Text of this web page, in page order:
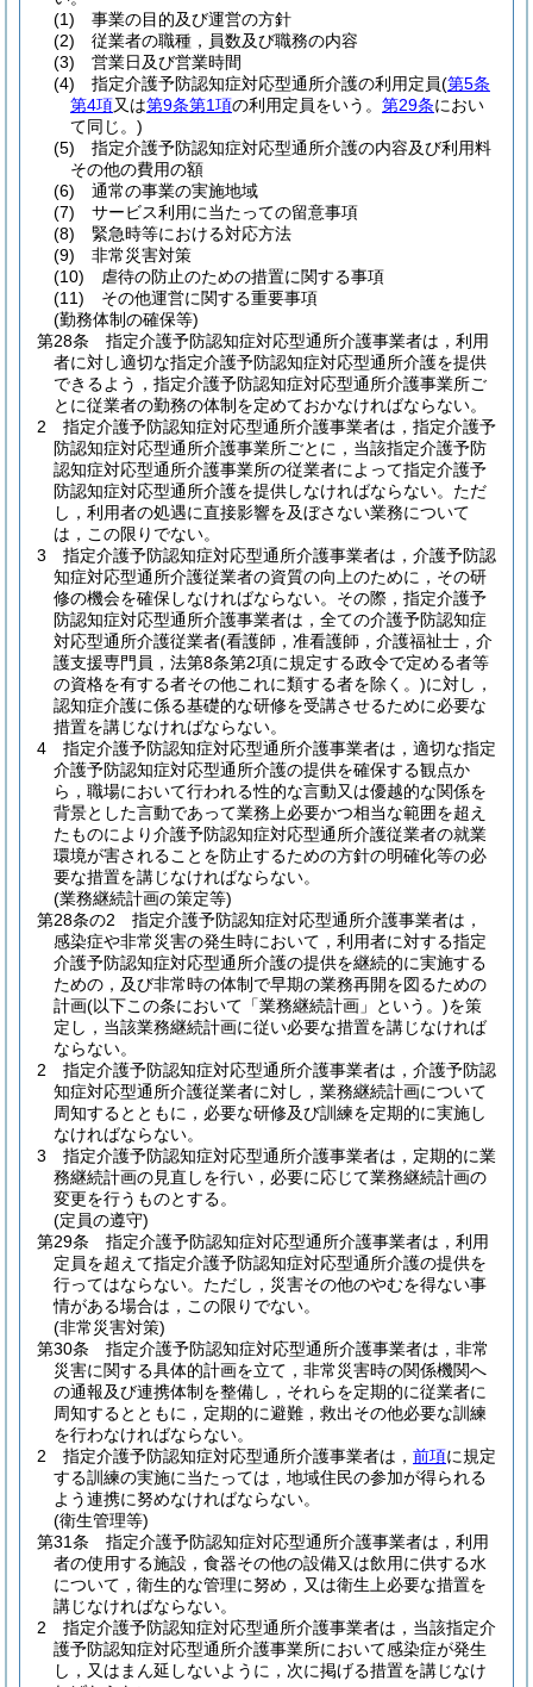
(1)
事業の目的及び運営の方針
(2)
従業者の職種，員数及び職務の内容
(3)
営業日及び営業時間
(4)
指定介護予防認知症対応型通所介護の利用定員(第5条
第4項又は第9条第1項の利用定員をいう。 第29条におい
て同じ。)
(5)
指定介護予防認知症対応型通所介護の内容及び利用料
その他の費用の額
(6)
通常の事業の実施地域
(7)
サービス利用に当たっての留意事項
(8)
緊急時等における対応方法
(9)
非常災害対策
(10)
虐待の防止のための措置に関する事項
(11)
その他運営に関する重要事項
(勤務体制の確保等)
第28条
指定介護予防認知症対応型通所介護事業者は，利用
者に対し適切な指定介護予防認知症対応型通所介護を提供
できるよう，指定介護予防認知症対応型通所介護事業所ご
とに従業者の勤務の体制を定めておかなければならない。
2
指定介護予防認知症対応型通所介護事業者は，指定介護予
防認知症対応型通所介護事業所ごとに，当該指定介護予防
認知症対応型通所介護事業所の従業者によって指定介護予
防認知症対応型通所介護を提供しなければならない。 ただ
し，利用者の処遇に直接影響を及ぼさない業務について
は，この限りでない。
3
指定介護予防認知症対応型通所介護事業者は，介護予防認
知症対応型通所介護従業者の資質の向上のために，その研
修の機会を確保しなければならない。 その際，指定介護予
防認知症対応型通所介護事業者は，全ての介護予防認知症
対応型通所介護従業者(看護師，准看護師，介護福祉士，介
護支援専門員，法第8条第2項に規定する政令で定める者等
の資格を有する者その他これに類する者を除く。)に対し，
認知症介護に係る基礎的な研修を受講させるために必要な
措置を講じなければならない。
4
指定介護予防認知症対応型通所介護事業者は，適切な指定
介護予防認知症対応型通所介護の提供を確保する観点か
ら，職場において行われる性的な言動又は優越的な関係を
背景とした言動であって業務上必要かつ相当な範囲を超え
たものにより介護予防認知症対応型通所介護従業者の就業
環境が害されることを防止するための方針の明確化等の必
要な措置を講じなければならない。
(業務継続計画の策定等)
第28条の2
指定介護予防認知症対応型通所介護事業者は，
感染症や非常災害の発生時において，利用者に対する指定
介護予防認知症対応型通所介護の提供を継続的に実施する
ための，及び非常時の体制で早期の業務再開を図るための
計画(以下この条において「業務継続計画」という。)を策
定し，当該業務継続計画に従い必要な措置を講じなければ
ならない。
2
指定介護予防認知症対応型通所介護事業者は，介護予防認
知症対応型通所介護従業者に対し，業務継続計画について
周知するとともに，必要な研修及び訓練を定期的に実施し
なければならない。
3
指定介護予防認知症対応型通所介護事業者は，定期的に業
務継続計画の見直しを行い，必要に応じて業務継続計画の
変更を行うものとする。
(定員の遵守)
第29条
指定介護予防認知症対応型通所介護事業者は，利用
定員を超えて指定介護予防認知症対応型通所介護の提供を
行ってはならない。 ただし，災害その他のやむを得ない事
情がある場合は，この限りでない。
(非常災害対策)
第30条
指定介護予防認知症対応型通所介護事業者は，非常
災害に関する具体的計画を立て，非常災害時の関係機関へ
の通報及び連携体制を整備し，それらを定期的に従業者に
周知するとともに，定期的に避難，救出その他必要な訓練
を行わなければならない。
2
指定介護予防認知症対応型通所介護事業者は， 前項に規定
する訓練の実施に当たっては，地域住民の参加が得られる
よう連携に努めなければならない。
(衛生管理等)
第31条
指定介護予防認知症対応型通所介護事業者は，利用
者の使用する施設，食器その他の設備又は飲用に供する水
について，衛生的な管理に努め，又は衛生上必要な措置を
講じなければならない。
2
指定介護予防認知症対応型通所介護事業者は，当該指定介
護予防認知症対応型通所介護事業所において感染症が発生
し，又はまん延しないように，次に掲げる措置を講じなけ